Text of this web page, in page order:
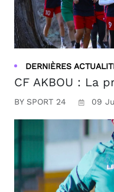
DERNIÈRES
CF AKBOU : La
BY SPORT 24 09